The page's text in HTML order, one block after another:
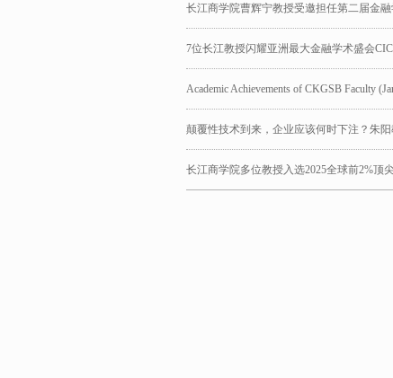
长江商学院曹辉宁教授受邀担任第二届金
7位长江教授闪耀亚洲最大金融学术盛会
Academic Achievements of CKGSB Faculty
颠覆性技术到来，企业应该何时下注？朱
长江商学院多位教授入选2025全球前2%顶